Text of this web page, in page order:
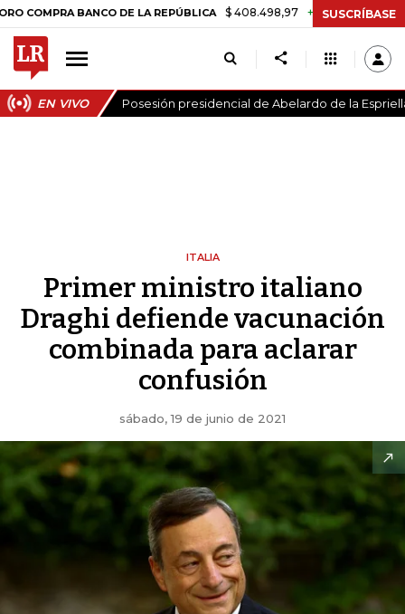
BANCO DE LA REPÚBLICA $ 408.498,97 +$ 8.753,81 +2,19%
SUSCRÍBASE
EN VIVO Posesión presidencial de Abelardo de la
ITALIA
Primer ministro italiano
Draghi defiende vacunación
combinada para aclarar
confusión
sábado, 19 de junio de 2021